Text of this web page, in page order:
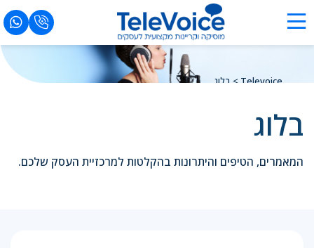
Televoice
>בלוג
בלוג
המאמרים, הטיפים והיתרונות בהקלטות למרכזיית העסק שלכם.